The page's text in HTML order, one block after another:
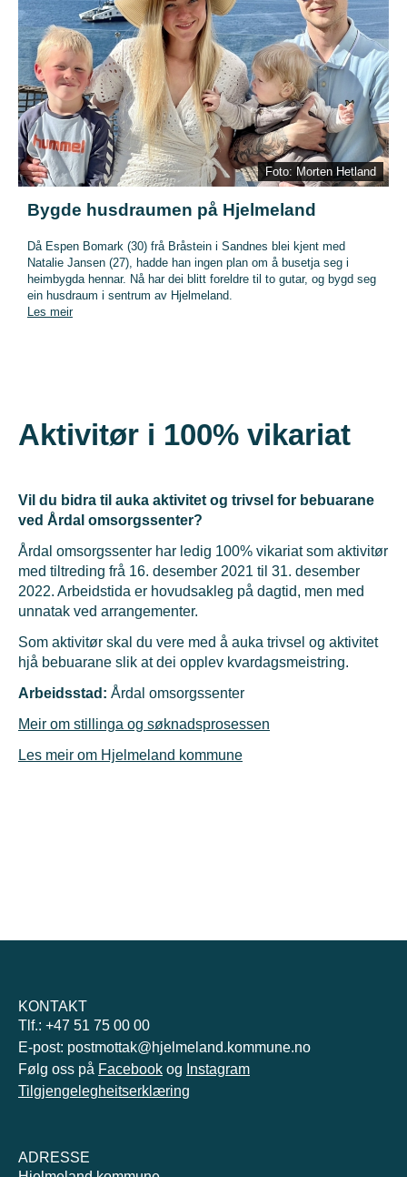
Foto: Morten Hetland
Bygde husdraumen på Hjelmeland
Då Espen Bomark (30) frå Bråstein i Sandnes blei kjent med
Natalie Jansen (27), hadde han ingen plan om å busetja seg i
heimbygda hennar. Nå har dei blitt foreldre til to gutar, og bygd seg
ein husdraum i sentrum av Hjelmeland.
Les meir
Aktivitør i 100% vikariat
Vil du bidra til auka aktivitet og trivsel for bebuarane
ved Årdal omsorgssenter?
Årdal omsorgssenter har ledig 100% vikariat som aktivitør
med tiltreding frå 16. desember 2021 til 31. desember
2022. Arbeidstida er hovudsakleg på dagtid, men med
unnatak ved arrangementer.
Som aktivitør skal du vere med å auka trivsel og aktivitet
hjå bebuarane slik at dei opplev kvardagsmeistring.
Arbeidsstad: Årdal omsorgssenter
Meir om stillinga og søknadsprosessen
Les meir om Hjelmeland kommune
KONTAKT
Tlf.: +47 51 75 00 00
E-post: postmottak@hjelmeland.kommune.no
Følg oss på Facebook og Instagram
Tilgjengelegheitserklæring
ADRESSE